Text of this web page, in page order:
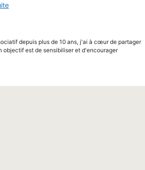
depuis plus de 10 ans, j'ai à cœur de partager
objectif est de sensibiliser et d'encourager